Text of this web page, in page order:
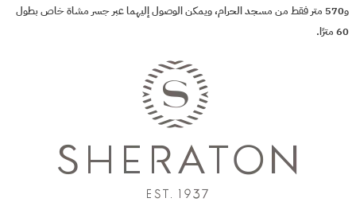
و570 متر فقط من مسجد الحرام، ويمكن الوصول إليهما عبر جسر مشاة خاص بطول
60 مترًا.